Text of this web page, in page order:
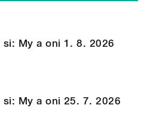
My a oni 1. 8. 2026
My a oni 25. 7. 2026